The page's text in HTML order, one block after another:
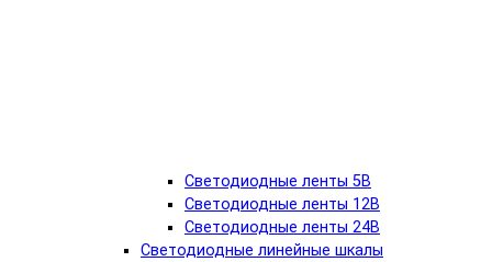
Светодиодные ленты 5В
Светодиодные ленты 12В
Светодиодные ленты 24В
Светодиодные линейные шкалы